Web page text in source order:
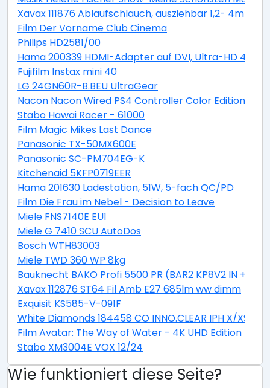
Xavax 111876 Ablaufschlauch, ausziehbar 1,2- 4m
Film Der Vorname Club Cinema
Philips HD2581/00
Hama 200339 HDMI-Adapter auf DVI, Ultra-HD 4K
Fujifilm Instax mini 40
LG 24GN60R-B.BEU UltraGear
Nacon Nacon Wired PS4 Controller Color Edition blue
Stabo Hawai Racer - 61000
Film Magic Mikes Last Dance
Panasonic TX-50MX600E
Panasonic SC-PM704EG-K
Kitchenaid 5KFP0719EER
Hama 201630 Ladestation, 51W, 5-fach QC/PD
Film Die Frau im Nebel - Decision to Leave
Miele FNS7140E EU1
Miele G 7410 SCU AutoDos
Bosch WTH83003
Miele TWD 360 WP 8kg
Bauknecht BAKO Profi 5500 PR (BAR2 KP8V2 IN +
Xavax 112876 ST64 Fil Amb E27 685lm ww dimm
Exquisit KS585-V-091F
White Diamonds 184458 CO INNO.CLEAR IPH X/XS
Film Avatar: The Way of Water - 4K UHD Edition
Stabo XM3004E VOX 12/24
Wie funktioniert diese Seite?